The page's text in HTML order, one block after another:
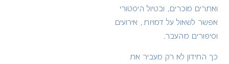
ואתרים מוכרים, ובטיול היסטורי
אפשר לשאול על דמויות, אירועים
וסיפורים מהעבר.
כך החידון לא רק מעביר את